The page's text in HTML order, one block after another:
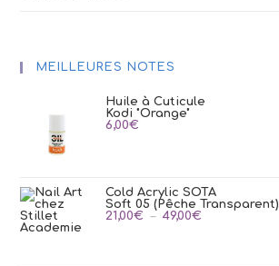
MEILLEURES NOTES
Huile à Cuticule
Kodi "Orange"
6,00€
Cold Acrylic SOTA
Soft 05 (Pêche Transparent)
21,00€ – 49,00€ Plage